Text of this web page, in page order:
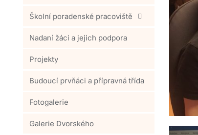
Školní poradenské pracoviště
Nadaní žáci a jejich podpora
Projekty
Budoucí prvňáci a přípravná třída
Fotogalerie
Galerie Dvorského